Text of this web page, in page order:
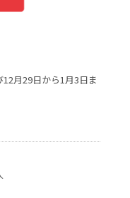
月29日から1月3日ま